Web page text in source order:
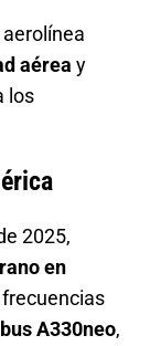
aerolínea
aérea y
los
2025,
en
A330neo,